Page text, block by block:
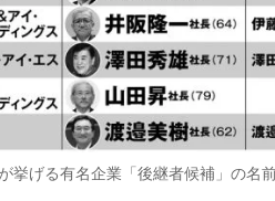
挙げる有名企業「後継者候補」の名